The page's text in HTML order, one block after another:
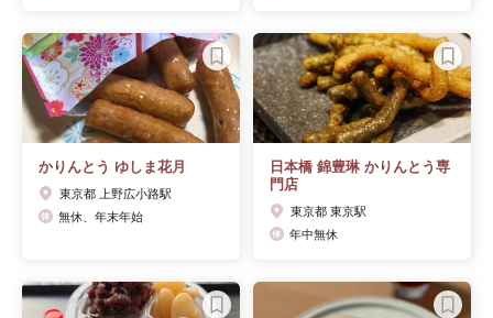
かりんとう ゆしま花月
東京都 上野広小路駅
無休、年末年始
日本橋 錦豊琳 かりんとう専
門店
東京都 東京駅
年中無休